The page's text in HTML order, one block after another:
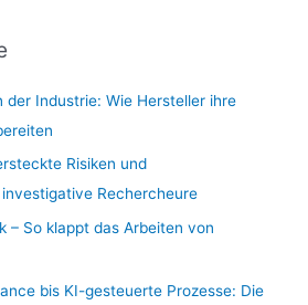
der Industrie: Wie Hersteller ihre
Risiken und
Rechercheure
– So klappt das Arbeiten von
bis KI-gesteuerte Prozesse: Die